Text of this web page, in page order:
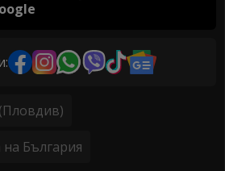
на България